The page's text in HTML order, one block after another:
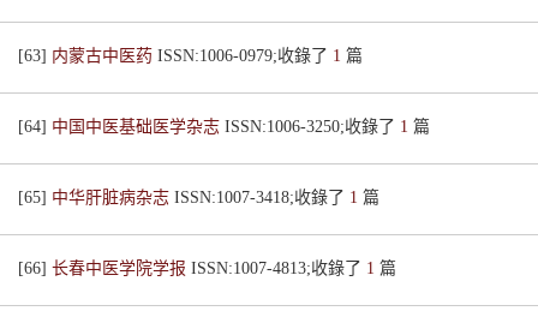
[63] 内蒙古中医药 ISSN:1006-0979;收錄了 1 篇
[64] 中国中医基础医学杂志 ISSN:1006-3250;收錄了 1 篇
[65] 中华肝脏病杂志 ISSN:1007-3418;收錄了 1 篇
[66] 长春中医学院学报 ISSN:1007-4813;收錄了 1 篇